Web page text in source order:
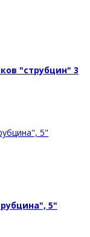
"струбцин" 3
5"